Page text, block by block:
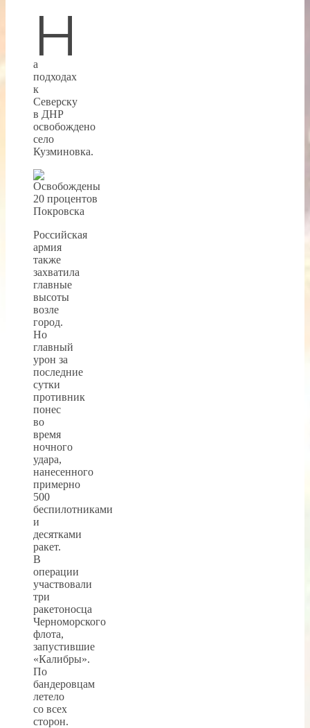
Н
а
подходах
к
Северску
в ДНР
освобождено
село
Кузминовка.
Российская
армия
также
захватила
главные
высоты
возле
город.
Но
главный
урон за
последние
сутки
противник
понес
во
время
ночного
удара,
нанесенного
примерно
500
беспилотниками
и
десятками
ракет.
В
операции
участвовали
три
ракетоносца
Черноморского
флота,
запустившие
«Калибры».
По
бандеровцам
летело
со всех
сторон.